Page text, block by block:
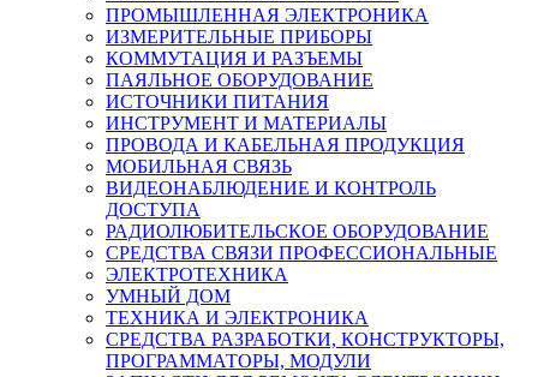
ПРОМЫШЛЕННАЯ ЭЛЕКТРОНИКА
ИЗМЕРИТЕЛЬНЫЕ ПРИБОРЫ
КОММУТАЦИЯ И РАЗЪЕМЫ
ПАЯЛЬНОЕ ОБОРУДОВАНИЕ
ИСТОЧНИКИ ПИТАНИЯ
ИНСТРУМЕНТ И МАТЕРИАЛЫ
ПРОВОДА И КАБЕЛЬНАЯ ПРОДУКЦИЯ
МОБИЛЬНАЯ СВЯЗЬ
ВИДЕОНАБЛЮДЕНИЕ И КОНТРОЛЬ
ДОСТУПА
РАДИОЛЮБИТЕЛЬСКОЕ ОБОРУДОВАНИЕ
СРЕДСТВА СВЯЗИ ПРОФЕССИОНАЛЬНЫЕ
ЭЛЕКТРОТЕХНИКА
УМНЫЙ ДОМ
ТЕХНИКА И ЭЛЕКТРОНИКА
СРЕДСТВА РАЗРАБОТКИ, КОНСТРУКТОРЫ,
ПРОГРАММАТОРЫ, МОДУЛИ